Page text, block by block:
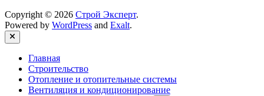
Copyright © 2026 Строй Эксперт.
Powered by WordPress and Exalt.
Close
Главная
Строительство
Отопление и отопительные системы
Вентиляция и кондиционирование